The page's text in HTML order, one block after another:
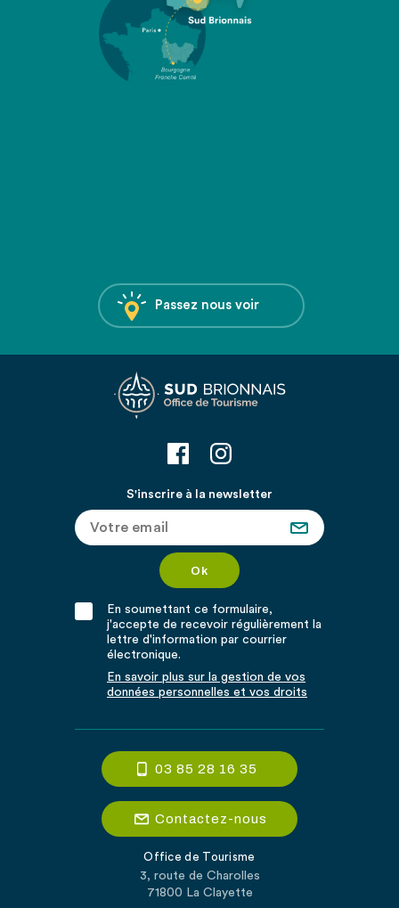
Passez nous voir
S'inscrire à la newsletter
En soumettant ce formulaire,
j'accepte de recevoir régulièrement la
lettre d'information par courrier
électronique.
En savoir plus sur la gestion de vos
données personnelles et vos droits
03 85 28 16 35
Contactez-nous
Office de Tourisme
3, route de Charolles
71800 La Clayette